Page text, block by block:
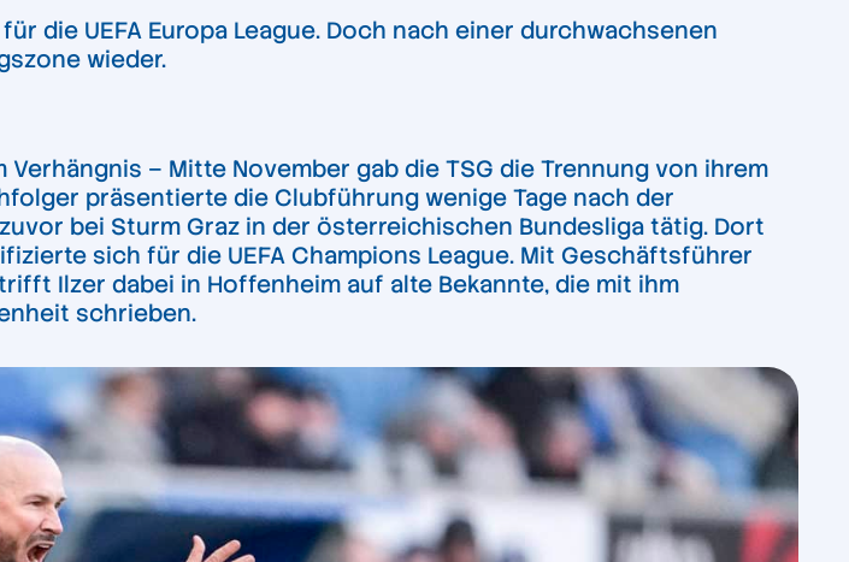
die UEFA Europa League. Doch nach einer durchwachsenen
wieder.
– Mitte November gab die TSG die Trennung von ihrem
präsentierte die Clubführung wenige Tage nach der
bei Sturm Graz in der österreichischen Bundesliga tätig. Dort
sich für die UEFA Champions League. Mit Geschäftsführer
Ilzer dabei in Hoffenheim auf alte Bekannte, die mit ihm
schrieben.